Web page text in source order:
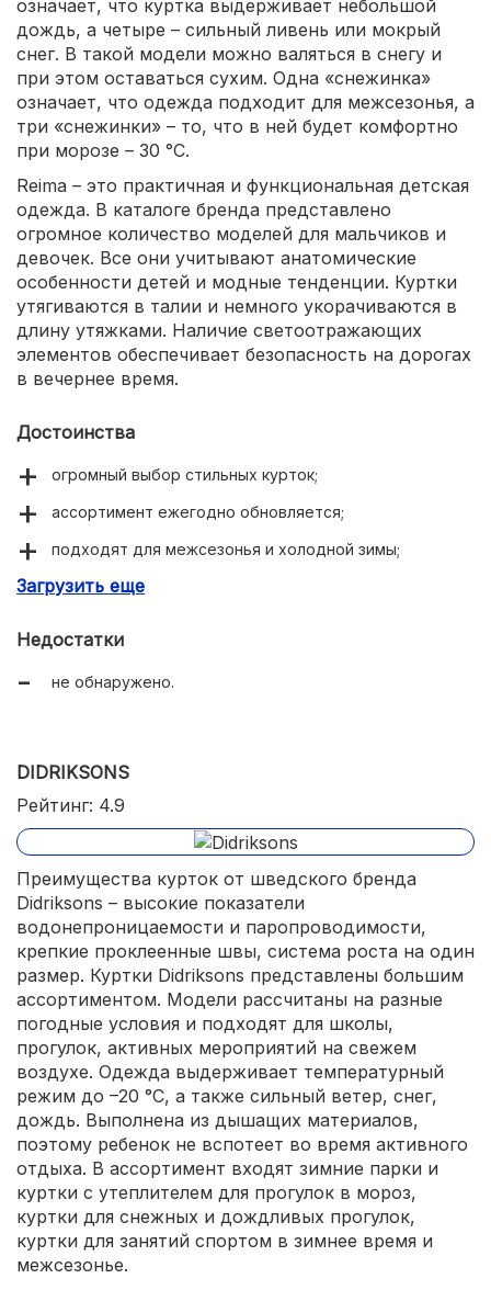
означает, что куртка выдерживает небольшой
дождь, а четыре – сильный ливень или мокрый
снег. В такой модели можно валяться в снегу и
при этом оставаться сухим. Одна «снежинка»
означает, что одежда подходит для межсезонья, а
три «снежинки» – то, что в ней будет комфортно
при морозе – 30 °C.
Reima – это практичная и функциональная детская
одежда. В каталоге бренда представлено
огромное количество моделей для мальчиков и
девочек. Все они учитывают анатомические
особенности детей и модные тенденции. Куртки
утягиваются в талии и немного укорачиваются в
длину утяжками. Наличие светоотражающих
элементов обеспечивает безопасность на дорогах
в вечернее время.
Достоинства
огромный выбор стильных курток;
ассортимент ежегодно обновляется;
подходят для межсезонья и холодной зимы;
для разного уровня активности;
для всех возрастов и предпочтений;
учитывают модные тенденции.
Загрузить еще
Недостатки
не обнаружено.
DIDRIKSONS
Рейтинг: 4.9
Преимущества курток от шведского бренда
Didriksons – высокие показатели
водонепроницаемости и паропроводимости,
крепкие проклеенные швы, система роста на один
размер. Куртки Didriksons представлены большим
ассортиментом. Модели рассчитаны на разные
погодные условия и подходят для школы,
прогулок, активных мероприятий на свежем
воздухе. Одежда выдерживает температурный
режим до –20 °C, а также сильный ветер, снег,
дождь. Выполнена из дышащих материалов,
поэтому ребенок не вспотеет во время активного
отдыха. В ассортимент входят зимние парки и
куртки с утеплителем для прогулок в мороз,
куртки для снежных и дождливых прогулок,
куртки для занятий спортом в зимнее время и
межсезонье.